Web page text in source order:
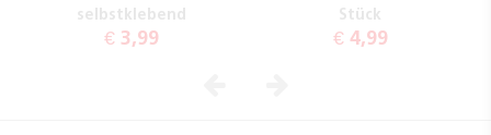
selbstklebend
€ 3,99
Stück
€ 4,99